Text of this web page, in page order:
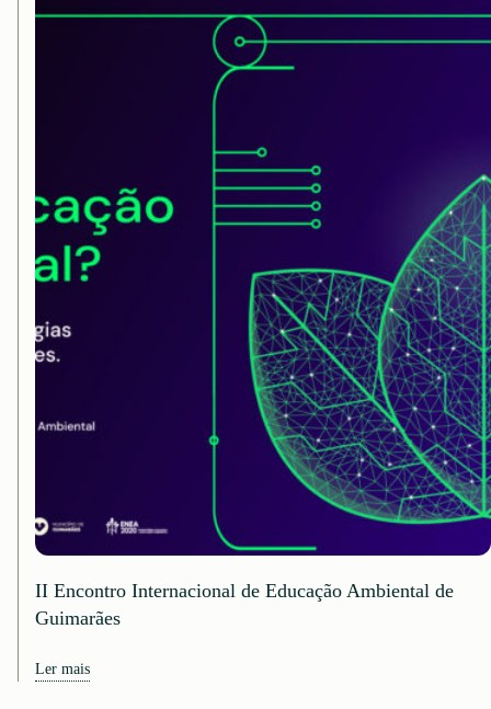
II Encontro Internacional de Educação Ambiental de
Guimarães
Ler mais